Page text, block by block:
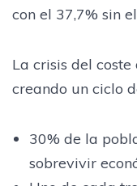
con el 37,7% sin
La crisis del
creando un ciclo
30% de la
sobrevivir